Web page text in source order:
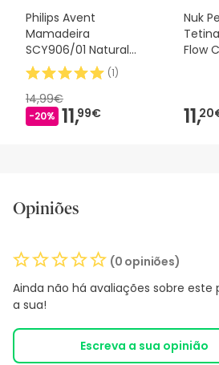
Philips Avent
Mamadeira
SCY906/01 Natural
Response 330ml
(1)
14,99€
-20% 11,99€
Nuk
Flow
11,
Opiniões
(0 opiniões)
Ainda não há avaliações sobre
a sua!
Escreva a sua opinião